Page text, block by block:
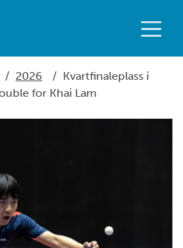
/ 2026 / Kvartfinaleplass i
for Khai Lam